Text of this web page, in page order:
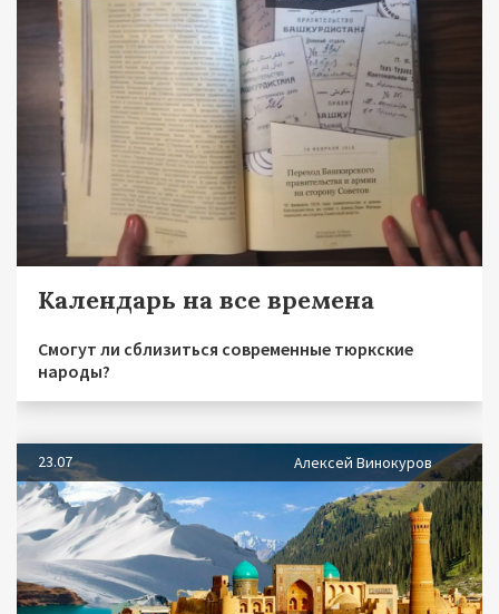
Календарь на все времена
Смогут ли сблизиться современные тюркские
народы?
23.07 Алексей Винокуров